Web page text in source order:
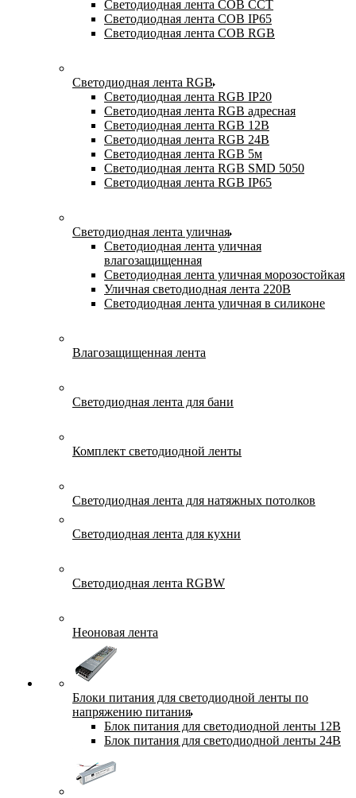
Светодиодная лента COB CCT
Светодиодная лента COB IP65
Светодиодная лента COB RGB
Светодиодная лента RGB
Светодиодная лента RGB IP20
Светодиодная лента RGB адресная
Светодиодная лента RGB 12В
Светодиодная лента RGB 24В
Светодиодная лента RGB 5м
Светодиодная лента RGB SMD 5050
Светодиодная лента RGB IP65
Светодиодная лента уличная
Светодиодная лента уличная
влагозащищенная
Светодиодная лента уличная морозостойкая
Уличная светодиодная лента 220В
Светодиодная лента уличная в силиконе
Влагозащищенная лента
Светодиодная лента для бани
Комплект светодиодной ленты
Светодиодная лента для натяжных потолков
Светодиодная лента для кухни
Светодиодная лента RGBW
Неоновая лента
Блоки питания для светодиодной ленты по
напряжению питания
Блок питания для светодиодной ленты 12В
Блок питания для светодиодной ленты 24В